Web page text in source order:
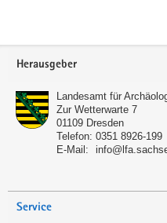
Footer-
Herausgeber
Landesamt für
Zur Wetterwarte 7
01109 Dresden
Telefon: 0351 8926-199
E-Mail:
Service